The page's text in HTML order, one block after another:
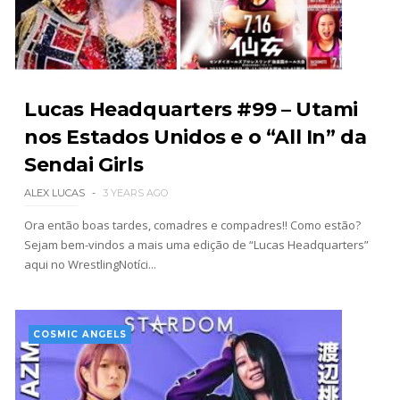
REGRESSO IMPRESSIONANTE NO RAW: Bully Ray
critica promo de Big Cass e sugere utilização de
Unknown-Aug 06 2026
GUERRA EXTREMA NO GRAND SLAM MEXICO:
Will Ospreay supera Mark Davis num brutal
Unknown- Aug 06 2026
King, Bandido e Hangman Page conquistam os
títulos no Grand Slam Mexico
Unknown-Aug 06 2026
Lucas Headquarters #99 – Utami
nos Estados Unidos e o “All In” da
Sendai Girls
ALEX LUCAS 3 YEARS AGO
Ora então boas tardes, comadres e compadres!! Como estão?
Sejam bem-vindos a mais uma edição de “Lucas Headquarters”
aqui no WrestlingNotíci...
COSMIC ANGELS